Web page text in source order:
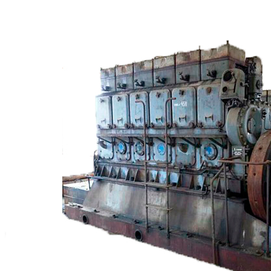
Фильтрующие элементы гидравлических фильтров
Фильтры гидравлические ФГС в сборе
Электродвигатели